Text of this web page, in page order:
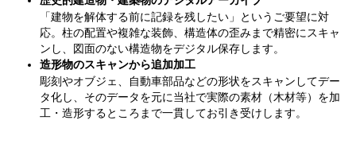
「建物を解体する前に記録を残したい」というご要望に対
応。柱の配置や複雑な装飾、構造体の歪みまで精密にスキャ
ンし、図面のない構造物をデジタル保存します。
造形物のスキャンから追加加工
彫刻やオブジェ、自動車部品などの形状をスキャンしてデー
タ化し、そのデータを元に当社で実際の素材（木材等）を加
工・造形するところまで一貫してお引き受けします。